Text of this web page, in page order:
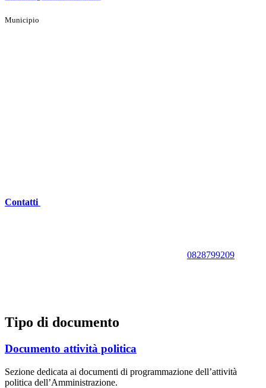
Municipio
Contatti
0828799209
Tipo di documento
Documento attività politica
Sezione dedicata ai documenti di programmazione dell’attività
politica dell’Amministrazione.